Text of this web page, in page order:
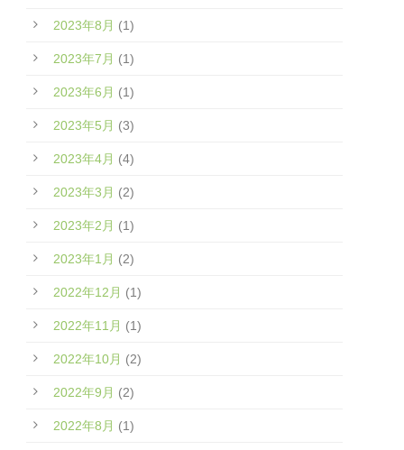
2023年8月 (1)
2023年7月 (1)
2023年6月 (1)
2023年5月 (3)
2023年4月 (4)
2023年3月 (2)
2023年2月 (1)
2023年1月 (2)
2022年12月 (1)
2022年11月 (1)
2022年10月 (2)
2022年9月 (2)
2022年8月 (1)